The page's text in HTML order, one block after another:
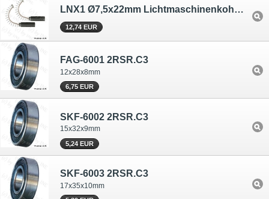
LNX1 Ø7,5x22mm Lichtmaschinenkohlen für Leece Neville
12,74 EUR
FAG-6001 2RSR.C3
12x28x8mm
6,75 EUR
SKF-6002 2RSR.C3
15x32x9mm
5,24 EUR
SKF-6003 2RSR.C3
17x35x10mm